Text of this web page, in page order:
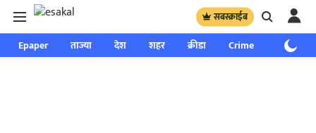
सबस्क्राईब
Epaper ताज्या देश शहर क्रीडा Crime साप्ताहिक